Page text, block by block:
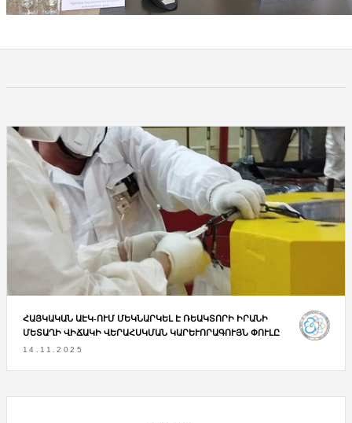
ՀԱՅԿԱԿԱՆ ԱԷԿ-ՈՒՄ ՄԵԿՆԱՐԿԵԼ Է ՌԵԱԿՏՈՐԻ ԻՐԱՆԻ
ՄԵՏԱՂԻ ՎԻՃԱԿԻ ՎԵՐԱՀՍԿՄԱՆ ԿԱՐԵՒՈՐԱԳՈՒՅՆ ՓՈՒԼԸ
14.11.2025